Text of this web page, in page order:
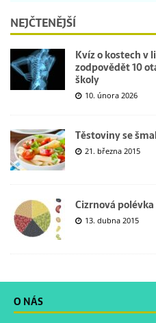
NEJČTENĚJŠÍ
Kvíz o kostech v
zodpovědět 10
školy
10. února 2026
Těstoviny se
21. března 2015
Cizrnová
13. dubna 2015
O NÁS